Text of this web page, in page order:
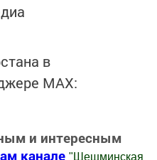
в
MАХ:
и интересным
канале " Шешминская